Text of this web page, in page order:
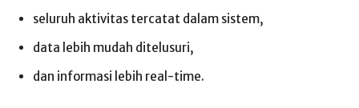
seluruh aktivitas tercatat dalam sistem,
data lebih mudah ditelusuri,
dan informasi lebih real-time.